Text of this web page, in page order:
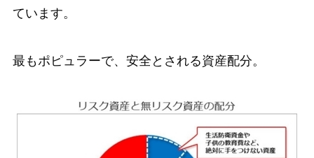
ています。
最もポピュラーで、安全とされる資産配分。